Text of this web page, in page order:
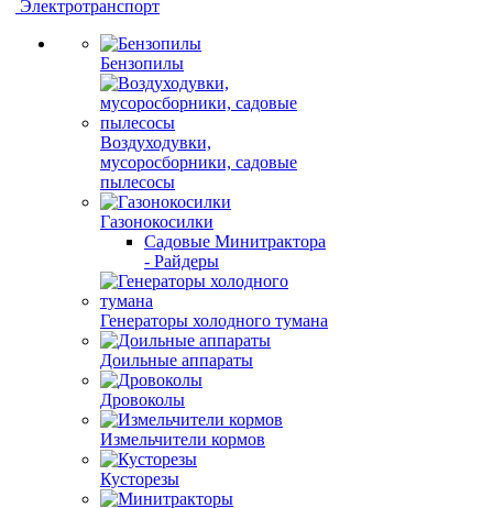
Электротранспорт
Бензопилы
Воздуходувки,
мусоросборники, cадовые
пылесосы
Газонокосилки
Садовые Минитрактора
- Райдеры
Генераторы холодного тумана
Доильные аппараты
Дровоколы
Измельчители кормов
Кусторезы